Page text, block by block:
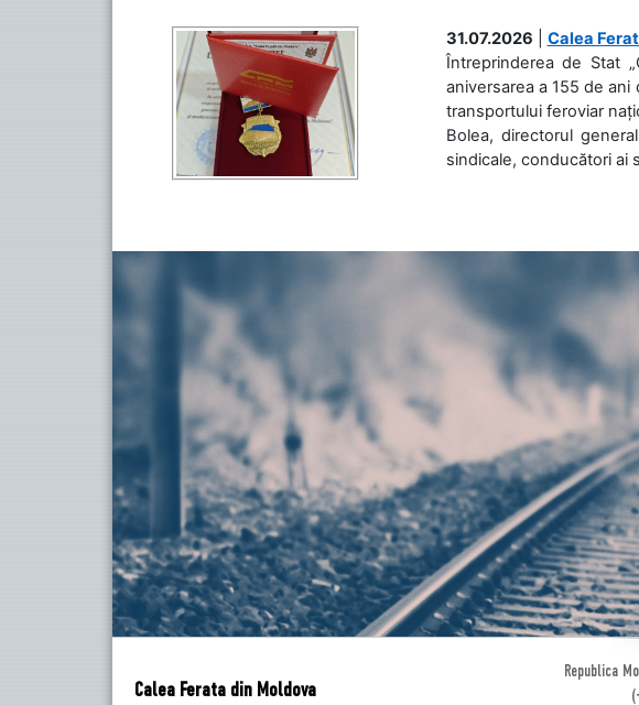
31.07.2026
Calea
Întreprinderea de Stat
aniversarea a 155 de
transportului feroviar
Bolea, directorul
sindicale, conducători ai
Calea Ferata din Moldova
Republica